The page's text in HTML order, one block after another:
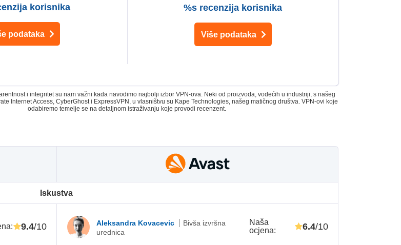
korisnika
podataka
%s recenzija korisnika
Više podataka
i integritet su nam važni kada navodimo najbolji izbor VPN-ova. Neki od proizvoda, vodećih u industriji, s našeg
Internet Access, CyberGhost i ExpressVPN, u vlasništvu su Kape Technologies, našeg matičnog društva. VPN-ovi koje
odabiremo temelje se na detaljnom istraživanju koje provodi recenzent.
Iskustva
: 9.4/10 Aleksandra Kovacevic
Bivša izvršna
urednica
Naša
ocjena: 6.4/10